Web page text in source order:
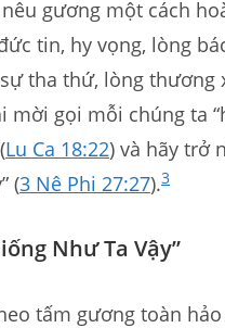
gương một cách
tin, hy vọng, lòng
tha thứ, lòng thương
mời gọi mỗi chúng ta
Lu Ca 18:22) và hãy trở
(3 Nê Phi 27:27).3
Như Ta Vậy”
tấm gương toàn